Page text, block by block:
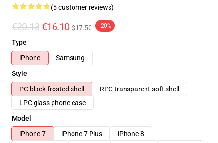
(5 customer reviews)
€20.13 €16.10 $17.50 -20%
Type
iPhone
Samsung
Style
PC black frosted shell
RPC transparent soft shell
LPC glass phone case
Model
iPhone 7
iPhone 7 Plus
iPhone 8